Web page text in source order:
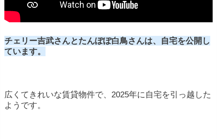
チェリー吉武さんとたんぽぽ白鳥さんは、自宅を公開し
ています。
広くてきれいな賃貸物件で、2025年に自宅を引っ越した
ようです。